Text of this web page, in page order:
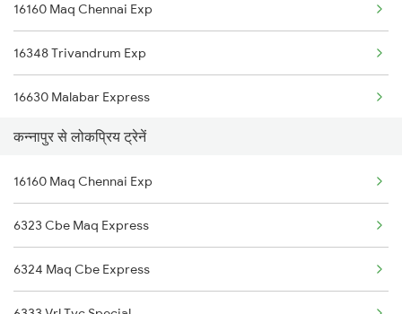
Kuttippuram to Kannur Trains
Kuttippuram to Kanyakumari Trains
16160 Maq Chennai Exp
16348 Trivandrum Exp
16630 Malabar Express
कन्नापुर से लोकप्रिय ट्रेनें
16160 Maq Chennai Exp
6323 Cbe Maq Express
6324 Maq Cbe Express